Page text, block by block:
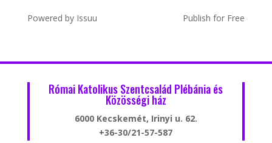
Powered by Issuu Publish for Free
Római Katolikus Szentcsalád Plébánia és
Közösségi ház
6000 Kecskemét, Irinyi u. 62.
+36-30/21-57-587